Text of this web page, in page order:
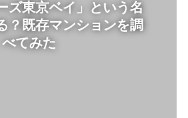
ズ東京ベイ」という名
？既存マンションを調
べてみた